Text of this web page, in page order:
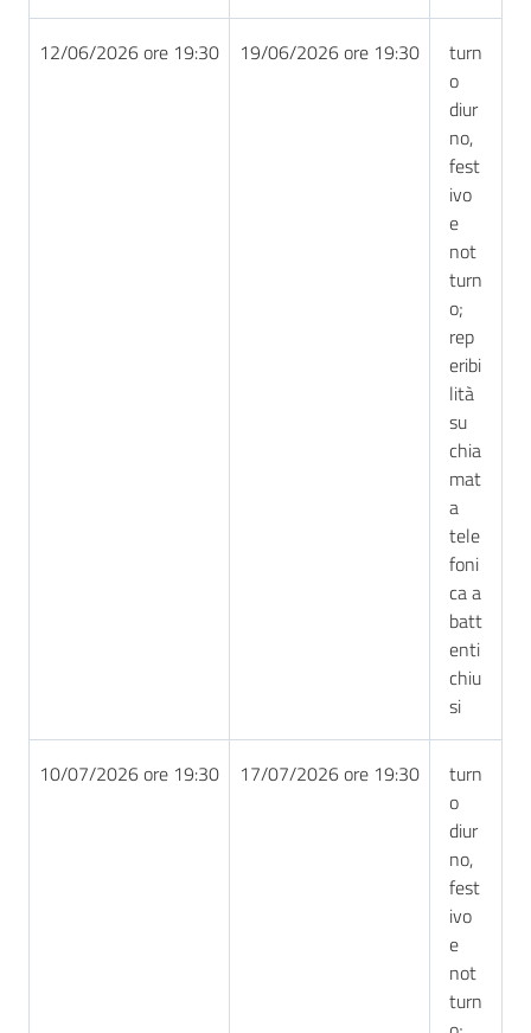
12/06/2026 ore 19:30 19/06/2026 ore 19:30
turn
o
diur
no,
fest
ivo
e
not
turn
o;
rep
eribi
lità
su
chia
mat
a
tele
foni
ca a
batt
enti
chiu
si
10/07/2026 ore 19:30 17/07/2026 ore 19:30
turn
o
diur
no,
fest
ivo
e
not
turn